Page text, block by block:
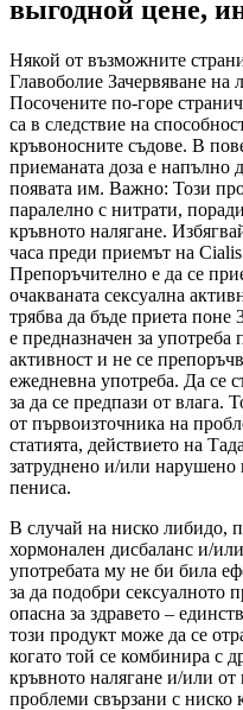
выгодной цене,
Някой от възможните
Главоболие Зачервяване на
Посочените по-горе
са в следствие на
кръвоносните съдове. В
приеманата доза е напълно
появата им. Важно: Този
паралелно с нитрати,
кръвното налягане.
часа преди приемът на
Препоръчително е да се
очакваната сексуална
трябва да бъде приета
е предназначен за употреба
активност и не се
ежедневна употреба. Да се
за да се предпази от влага.
от първоизточника на
статията, действието на
затруднено и/или нарушено
пениса.
В случай на ниско либидо,
хормонален дисбаланс и/
употребата му не би била
за да подобри сексуалното
опасна за здравето –
този продукт може да се
когато той се комбинира с
кръвното налягане и/или
проблеми свързани с ниско